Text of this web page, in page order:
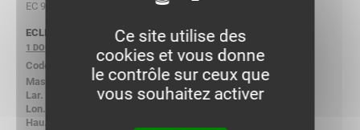
ECLISSE CORNIERE EC 96 304L
1 DOCUMENT
438004
0.250
Ce site utilise des
cookies et vous donne
le contrôle sur ceux que
vous souhaitez activer